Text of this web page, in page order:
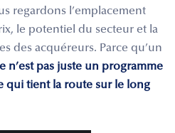
regardons l’emplacement
le potentiel du secteur et la
des acquéreurs. Parce qu’un
n’est pas juste un programme
qui tient la route sur le long